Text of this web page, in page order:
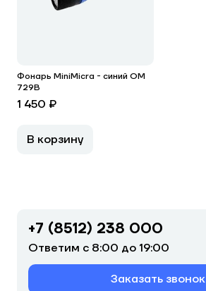
Фонарь MiniMicra - синий OM
729B
1 450 ₽
В корзину
+7 (8512) 238 000
Ответим с 8:00 до 19:00
Заказать звонок